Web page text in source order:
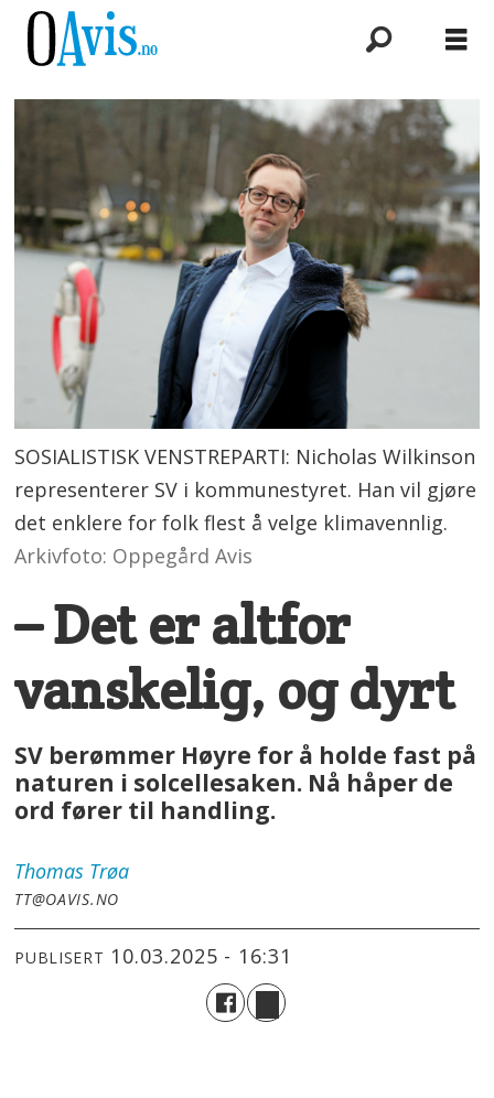
SOSIALISTISK VENSTREPARTI: Nicholas Wilkinson
representerer SV i kommunestyret. Han vil gjøre
det enklere for folk flest å velge klimavennlig.
Arkivfoto: Oppegård Avis
– Det er altfor
vanskelig, og dyrt
SV berømmer Høyre for å holde fast på
naturen i solcellesaken. Nå håper de
ord fører til handling.
Thomas Trøa
TT@OAVIS.NO
PUBLISERT 10.03.2025 - 16:31